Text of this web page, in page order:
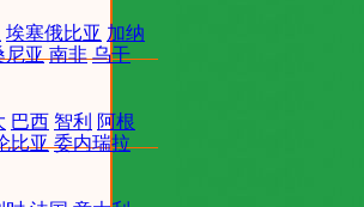
埃塞俄比亚 加纳
尼亚 南非 乌干
巴西 智利 阿根
比亚 委内瑞拉